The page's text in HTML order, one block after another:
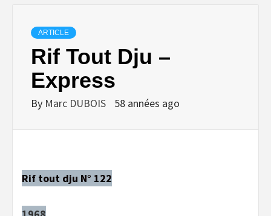
ARTICLE
Rif Tout Dju –
Express
By Marc DUBOIS 58 années ago
Rif tout dju N° 122